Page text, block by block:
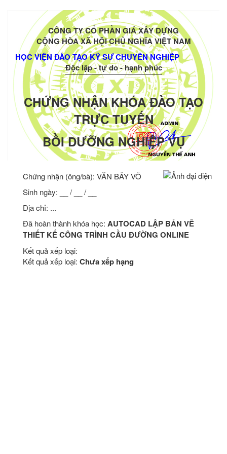
CÔNG TY CỔ PHẦN GIÁ XÂY DỰNG
CỘNG HÒA XÃ HỘI CHỦ NGHĨA VIỆT NAM
HỌC VIỆN ĐÀO TẠO KỸ SƯ CHUYÊN NGHIỆP
Độc lập - tự do - hạnh phúc
CHỨNG NHẬN KHÓA ĐÀO TẠO
TRỰC TUYẾN
BỒI DƯỠNG NGHIỆP VỤ
Chứng nhận (ông/bà): VĂN BẢY VÕ
Sinh ngày: __ / __ / __
Địa chỉ: ...
Đã hoàn thành khóa học: AUTOCAD LẬP BẢN VẼ
THIẾT KẾ CÔNG TRÌNH CẦU ĐƯỜNG ONLINE
Kết quả xếp loại:
Kết quả xếp loại: Chưa xếp hạng